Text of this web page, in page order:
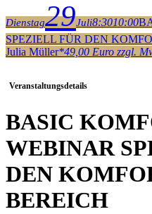
Dienstag29Juli8:3010:00
SPEZIELL FÜR DEN
Julia Müller*49,00 Euro zzgl.
Veranstaltungsdetails
BASIC
WEBINAR
DEN
BEREICH